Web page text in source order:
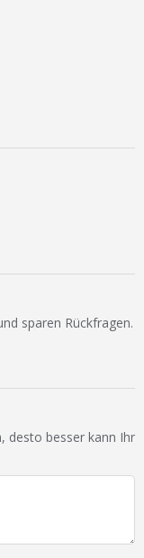
sparen Rückfragen.
desto besser kann Ihr